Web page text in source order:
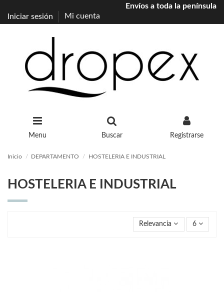
Envíos a toda la península
Iniciar sesión
Mi cuenta
Menu Buscar Registrarse
Inicio DEPARTAMENTO HOSTELERIA E INDUSTRIAL
HOSTELERIA E INDUSTRIAL
Relevancia 6